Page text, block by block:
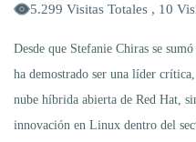
5.299 Visitas Totales , 10
Desde que Stefanie Chiras se
ha demostrado ser una líder
nube híbrida abierta de Red Hat,
innovación en Linux dentro del